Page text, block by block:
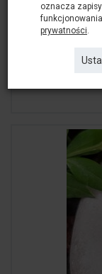
oznacza
prywatności